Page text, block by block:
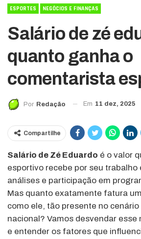
ESPORTES NEGÓCIOS E FINANÇAS
Salário de zé
quanto ganha o
comentarista
Por Redação Em 11 dez, 2025
Compartilhe
Salário de Zé Eduardo é o valor
esportivo recebe por seu trabalho
análises e participação em
Mas quanto exatamente fatura
como ele, tão presente no
nacional? Vamos desvendar
e entender os fatores que